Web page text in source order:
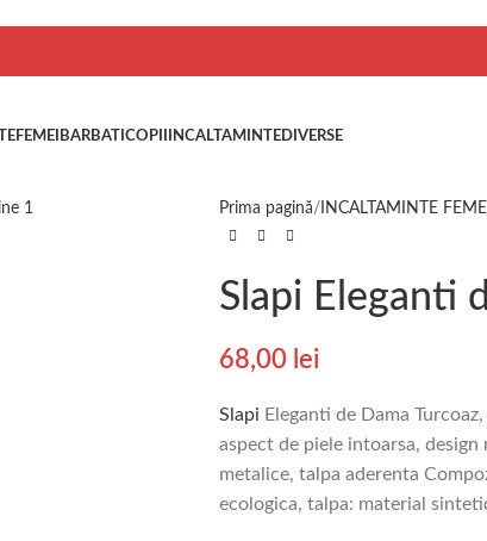
FEMEI BARBATI COPII INCALTAMINTEDIVERSE
Prima pagină INCALTAMINTE FEMEI
Slapi Eleganti
68,00 lei
Slapi Eleganti de Dama
aspect de piele intoarsa,
metalice, talpa aderenta
ecologica, talpa: material